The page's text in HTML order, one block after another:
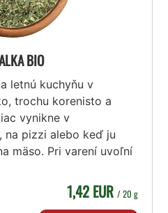
BIO
letnú kuchyňu v
trochu korenisto a
vynikne v
na pizzi alebo keď ju
mäso. Pri varení uvoľní
1,42 EUR / 20 g